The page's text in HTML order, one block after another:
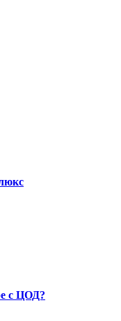
с ЦОД?